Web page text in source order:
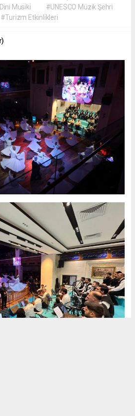
Musiki
#UNESCO Müzik Şehri
#Turizm Etkinlikleri